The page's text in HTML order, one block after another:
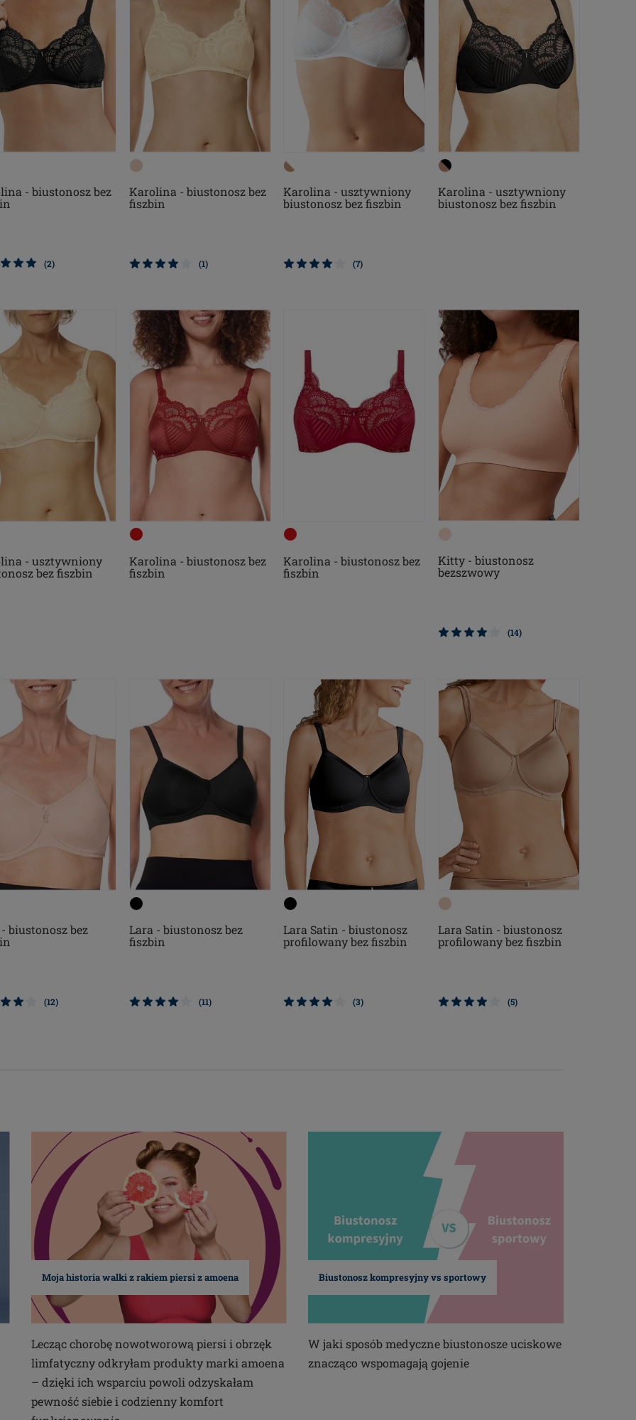
- biustonosz bez
(2)
Karolina - biustonosz bez
fiszbin
(1)
Karolina - usztywniony
biustonosz bez fiszbin
(7)
Karolina - usztywniony
biustonosz bez fiszbin
- usztywniony
bez fiszbin
Karolina - biustonosz bez
fiszbin
Karolina - biustonosz bez
fiszbin
Kitty - biustonosz
bezszwowy
(14)
biustonosz bez
(12)
Lara - biustonosz bez
fiszbin
(11)
Lara Satin - biustonosz
profilowany bez fiszbin
(3)
Lara Satin - biustonosz
profilowany bez fiszbin
(5)
Moja historia walki z rakiem piersi z amoena
Lecząc chorobę nowotworową piersi i obrzęk
limfatyczny odkryłam produkty marki amoena
– dzięki ich wsparciu powoli odzyskałam
pewność siebie i codzienny komfort
Biustonosz kompresyjny vs sportowy
W jaki sposób medyczne biustonosze uciskowe
znacząco wspomagają gojenie